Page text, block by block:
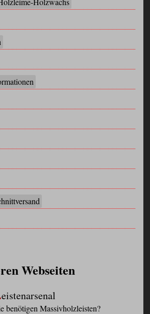
Webseiten
eistenarsenal
benötigen Massivholzleisten?